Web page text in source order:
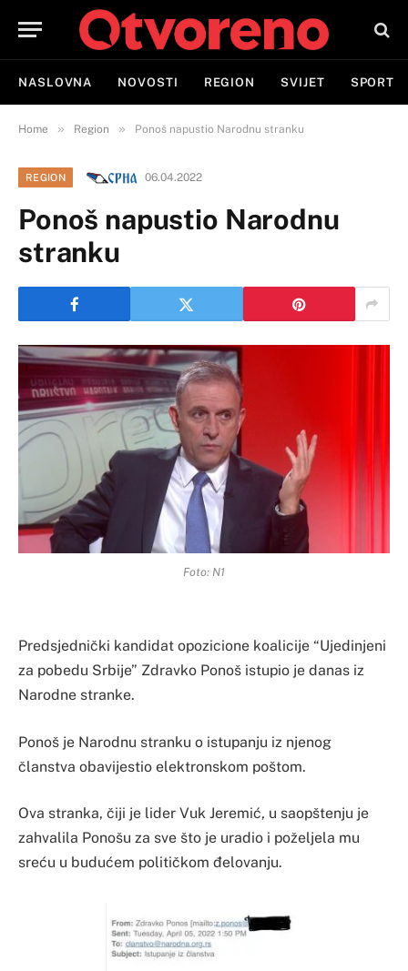
NASLOVNA NOVOSTI REGION SVIJET SPORT
Home » Region » Ponoš napustio Narodnu stranku
REGION 06.04.2022
Ponoš napustio Narodnu
stranku
Foto: N1
Predsjednički kandidat opozicione koalicije “Ujedinjeni
za pobedu Srbije” Zdravko Ponoš istupio je danas iz
Narodne stranke.
Ponoš je Narodnu stranku o istupanju iz njenog
članstva obavijestio elektronskom poštom.
Ova stranka, čiji je lider Vuk Jeremić, u saopštenju je
zahvalila Ponošu za sve što je uradio i poželjela mu
sreću u budućem političkom đelovanju.